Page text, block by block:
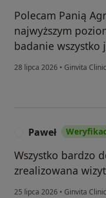
Polecam Panią
najwyższym
badanie wszystko
28 lipca 2026 • Ginvita Clinic
Paweł
Wszystko bardzo
zrealizowana
25 lipca 2026 • Ginvita Clinic